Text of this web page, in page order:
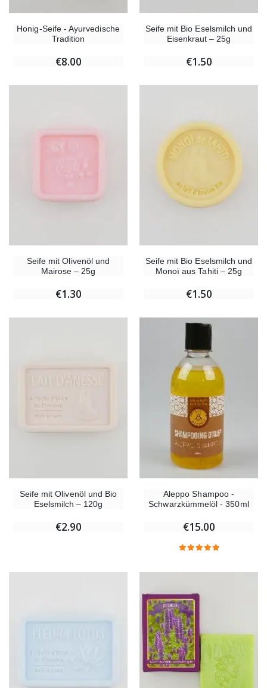
Honig-Seife - Ayurvedische
Tradition
€8.00
Seife mit Bio Eselsmilch und
Eisenkraut – 25g
€1.50
Seife mit Olivenöl und
Mairose – 25g
€1.30
Seife mit Bio Eselsmilch und
Monoï aus Tahiti – 25g
€1.50
Seife mit Olivenöl und Bio
Eselsmilch – 120g
€2.90
Aleppo Shampoo -
Schwarzkümmelöl - 350ml
€15.00